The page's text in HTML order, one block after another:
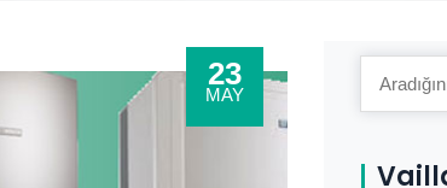
23
MAY